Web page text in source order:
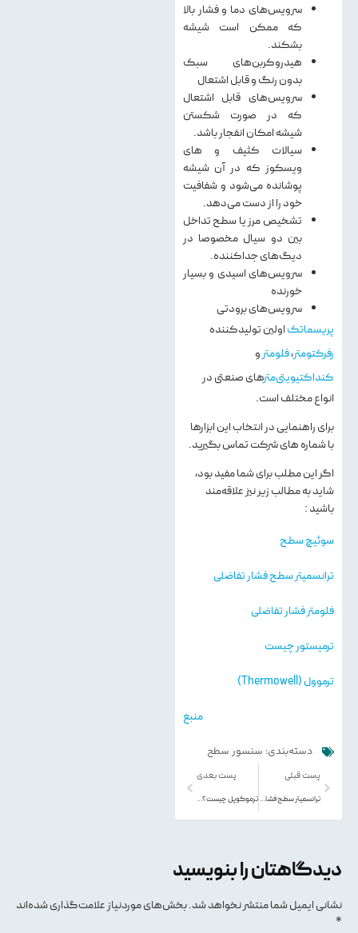
سرویس‌های دما و فشار بالا
که ممکن است شیشه
بشکند.
هیدروکربن‌های سبک
بدون رنگ و قابل اشتعال
سرویس‌های قابل اشتعال
که در صورت شکستن
شیشه امکان انفجار باشد.
سیالات کثیف و های
ویسکوز که در آن شیشه
پوشانده می‌شود و شفافیت
خود را از دست می‌دهد.
تشخیص مرز یا سطح تداخل
بین دو سیال مخصوصا در
دیگ‌های جداکننده.
سرویس‌های اسیدی و بسیار
خورنده
سرویس‌های برودتی
پریسماتکاولین تولیدکننده
رفرکتومتر،فلومترو
کنداکتیویتی‌مترهای صنعتی در
انواع مختلف است.
برای راهنمایی در انتخاب این ابزارها
با شماره های شرکت تماس بگیرید.
اگر این مطلب برای شما مفید بود،
شاید به مطالب زیر نیز علاقه‌مند
باشید :
سوئیچ سطح
ترانسمیتر سطح فشار تفاضلی
فلومتر فشار تفاضلی
ترمیستور چیست
ترموول (Thermowell)
منبع
دسته‌بندی: سنسور سطح
پست قبلی
ترانسمیتر سطح فشار تفاضلی یا لول ترانسمیتر D/P type ــ از صفر تا صد
پست بعدی
ترموکوپل چیست؟ ساختار و انواع آن
دیدگاهتان را بنویسید
نشانی ایمیل شما منتشر نخواهد شد.بخش‌های موردنیاز علامت‌گذاری شده‌اند
*